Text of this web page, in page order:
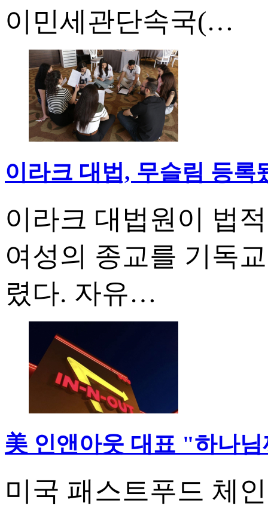
이민세관단속국(…
이라크 대법, 무슬림 등록
이라크 대법원이 법
여성의 종교를 기독
렸다. 자유…
美 인앤아웃 대표 "하나
미국 패스트푸드 체